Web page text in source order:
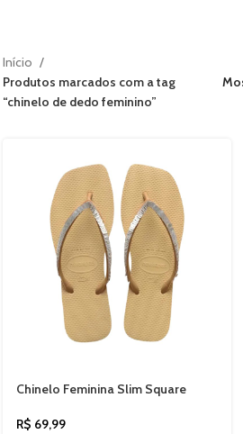
Início
Produtos marcados com a tag
“chinelo de dedo feminino”
Chinelo Feminina Slim Square
R$ 69,99